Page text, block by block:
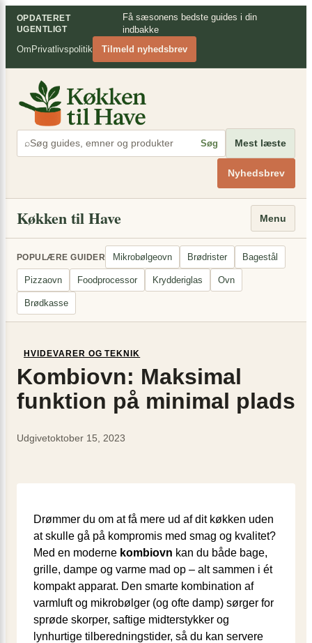
Spring
indhold
OPDATERET
UGENTLIGT
Få sæsonens bedste guides i din
indbakke
Om Privatlivspolitik Tilmeld nyhedsbrev
⌕ Søg Mest læste
Nyhedsbrev
Køkken til Have Menu
POPULÆRE GUIDER Mikrobølgeovn Brødrister Bagestål
Pizzaovn Foodprocessor Krydderiglas Ovn
Brødkasse
HVIDEVARER OG TEKNIK
Kombiovn: Maksimal
funktion på minimal plads
Udgivetoktober 15, 2023
Drømmer du om at få mere ud af dit køkken uden
at skulle gå på kompromis med smag og kvalitet?
Med en moderne kombiovn kan du både bage,
grille, dampe og varme mad op – alt sammen i ét
kompakt apparat. Den smarte kombination af
varmluft og mikrobølger (og ofte damp) sørger for
sprøde skorper, saftige midterstykker og
lynhurtige tilberedningstider, så du kan servere